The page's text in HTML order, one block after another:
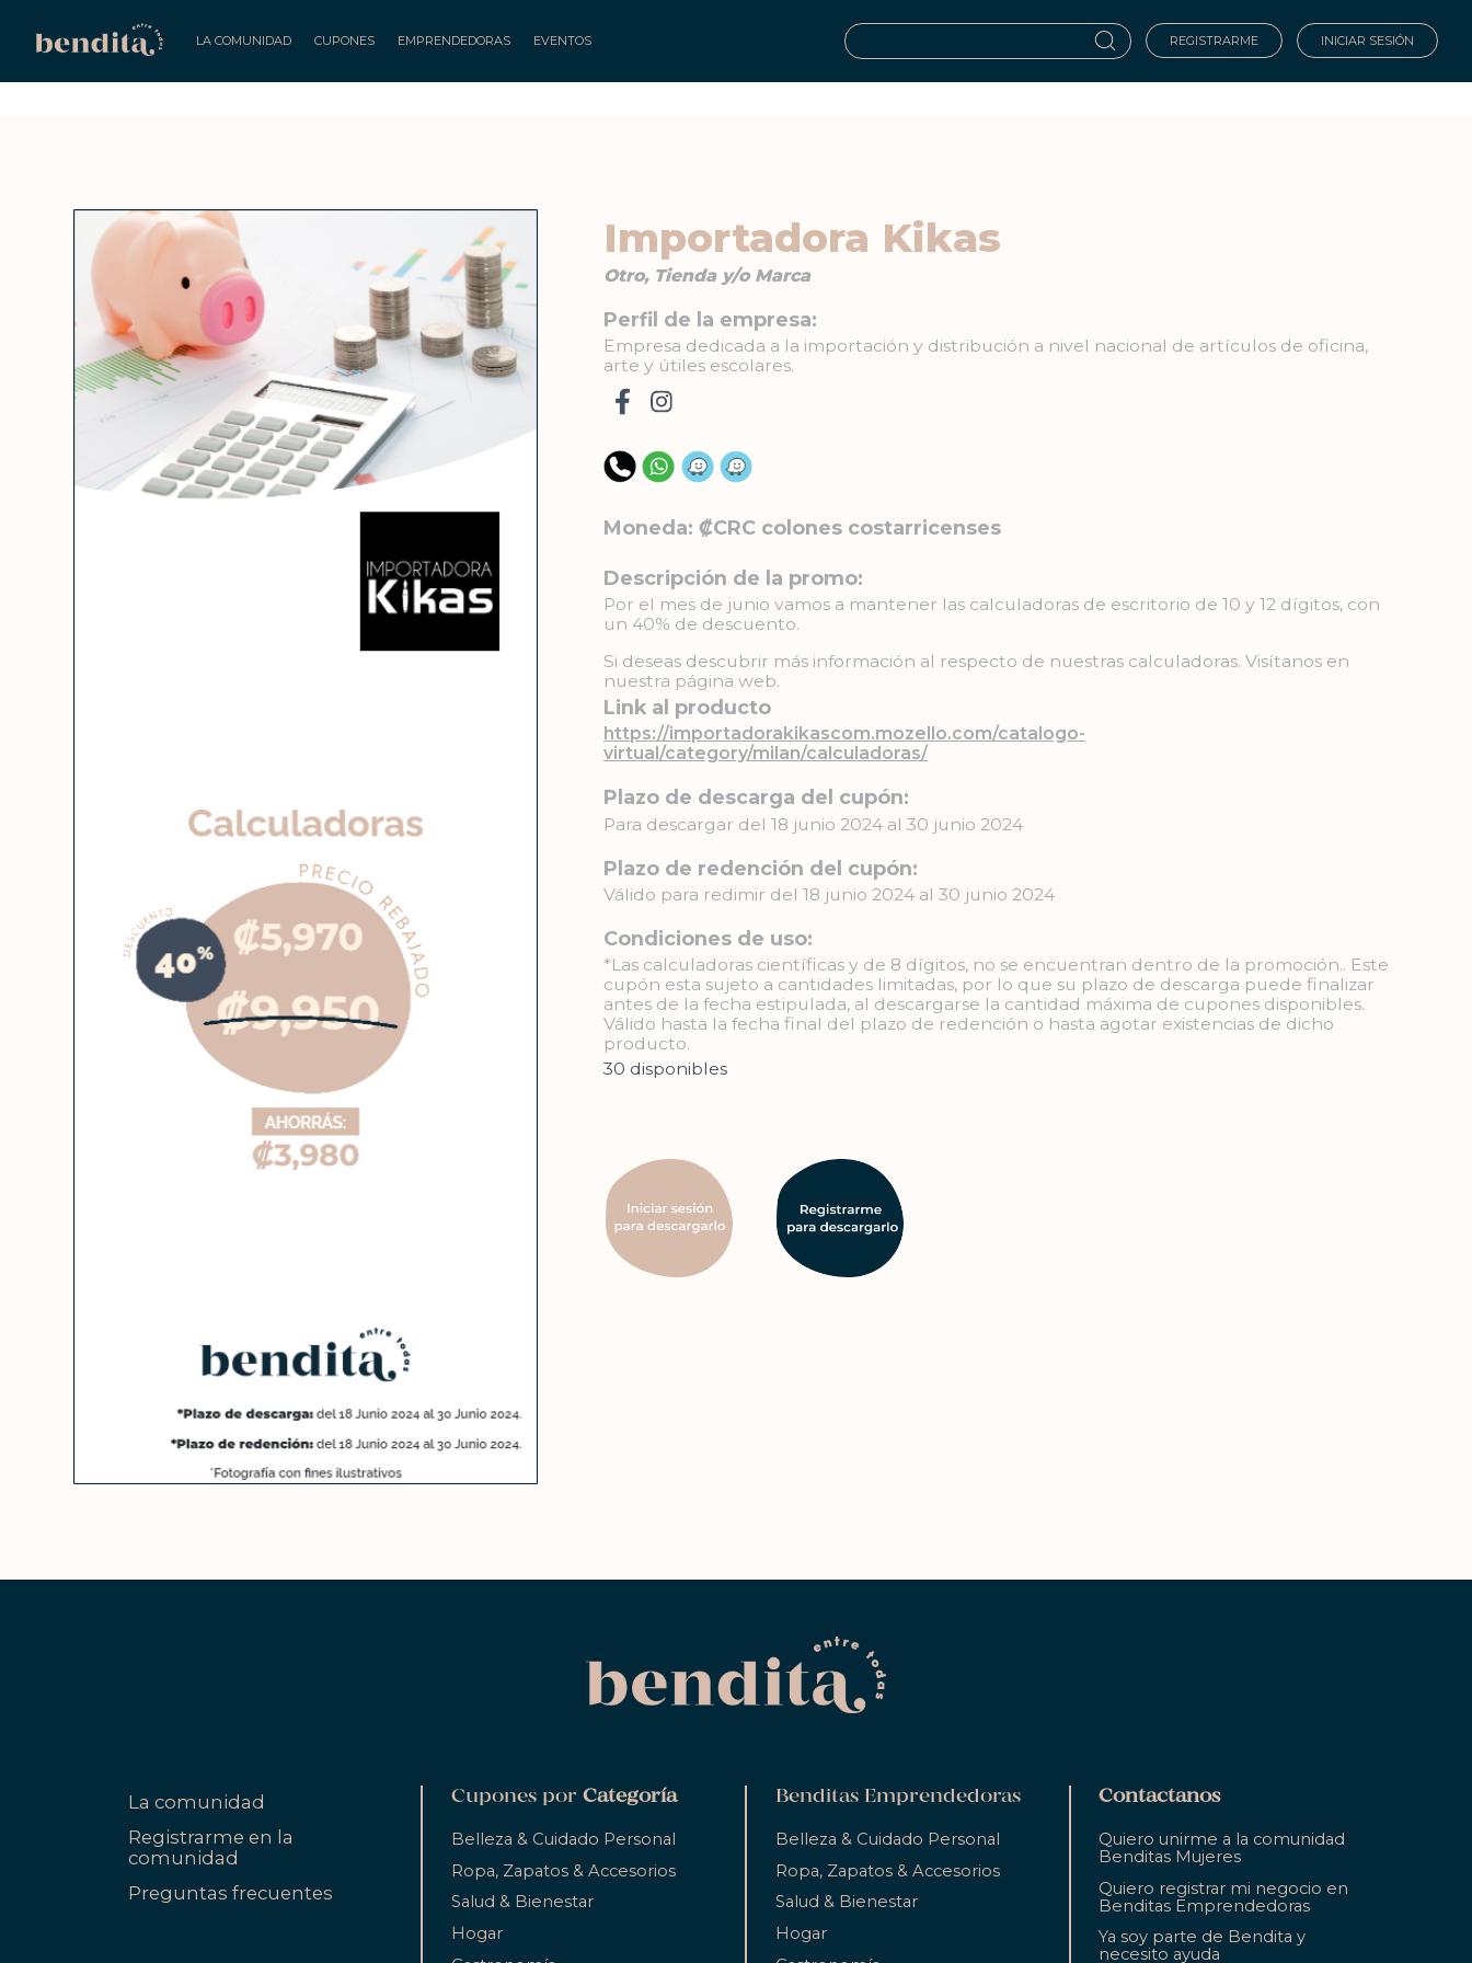
LA COMUNIDAD CUPONES EMPRENDEDORAS EVENTOS REGISTRARME INICIAR SESIÓN
Importadora Kikas
Otro, Tienda y/o Marca
Perfil de la empresa:
Empresa dedicada a la importación y distribución a nivel nacional de artículos de oficina,
arte y útiles escolares.
Moneda: ₡CRC colones costarricenses
Descripción de la promo:
Por el mes de junio vamos a mantener las calculadoras de escritorio de 10 y 12 dígitos, con
un 40% de descuento.
Si deseas descubrir más información al respecto de nuestras calculadoras. Visítanos en
nuestra página web.
Link al producto
https://importadorakikascom.mozello.com/catalogo-
virtual/category/milan/calculadoras/
Plazo de descarga del cupón:
Para descargar del 18 junio 2024 al 30 junio 2024
Plazo de redención del cupón:
Válido para redimir del 18 junio 2024 al 30 junio 2024
Condiciones de uso:
*Las calculadoras científicas y de 8 dígitos, no se encuentran dentro de la promoción.. Este
cupón esta sujeto a cantidades limitadas, por lo que su plazo de descarga puede finalizar
antes de la fecha estipulada, al descargarse la cantidad máxima de cupones disponibles.
Válido hasta la fecha final del plazo de redención o hasta agotar existencias de dicho
producto.
30 disponibles
La comunidad
Registrarme en la
comunidad
Preguntas frecuentes
Cupones porCategoría
Belleza & Cuidado Personal
Ropa, Zapatos & Accesorios
Salud & Bienestar
Hogar
Benditas Emprendedoras
Belleza & Cuidado Personal
Ropa, Zapatos & Accesorios
Salud & Bienestar
Hogar
Contactanos
Quiero unirme a la comunidad
Benditas Mujeres
Quiero registrar mi negocio en
Benditas Emprendedoras
Ya soy parte de Bendita y
necesito ayuda